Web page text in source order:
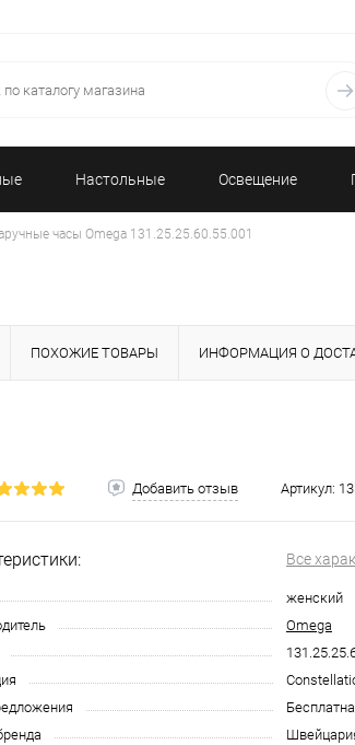
Настольные Освещение
часы Omega 131.25.25.60.55.001
ПОХОЖИЕ ТОВАРЫ ИНФОРМАЦИЯ О
Добавить отзыв Артикул:
Все
женский
Omega